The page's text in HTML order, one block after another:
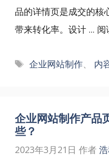
品的详情页是成交的核
带来转化率。设计 ... 阅
标
企业网站制作、 内
企业网站制作产品
些？
2023年3月21日 作者